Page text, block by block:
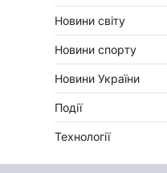
Новини світу
Новини спорту
Новини України
Події
Технології